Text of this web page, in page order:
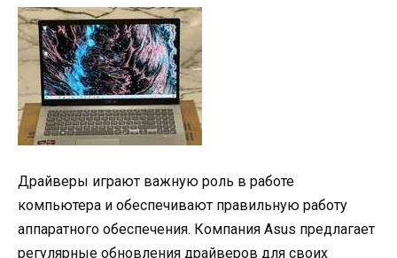
Драйверы играют важную роль в работе
компьютера и обеспечивают правильную работу
аппаратного обеспечения. Компания Asus предлагает
регулярные обновления драйверов для своих